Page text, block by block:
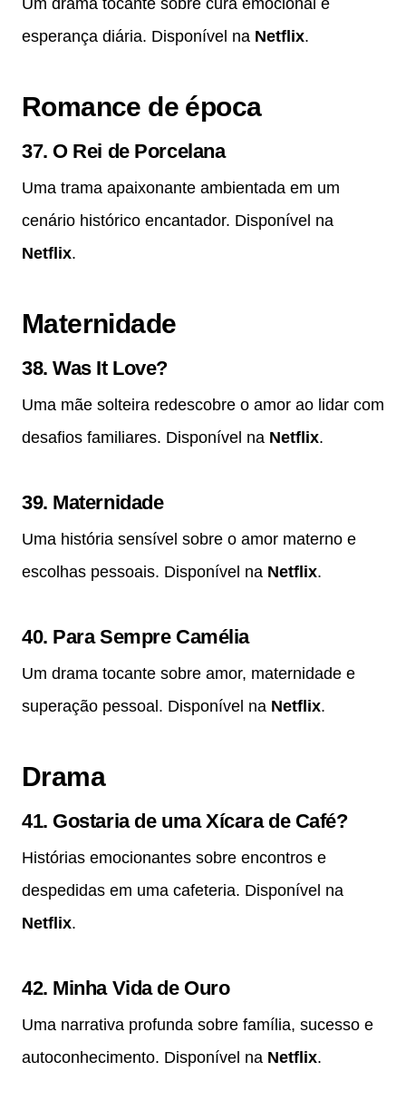
esperança diária. Disponível na Netflix.
Romance de época
37. O Rei de Porcelana
Uma trama apaixonante ambientada em um
cenário histórico encantador. Disponível na
Netflix.
Maternidade
38.Was It Love?
Uma mãe solteira redescobre o amor ao lidar com
desafios familiares. Disponível na Netflix.
39. Maternidade
Uma história sensível sobre o amor materno e
escolhas pessoais. Disponível na Netflix.
40. Para Sempre Camélia
Um drama tocante sobre amor, maternidade e
superação pessoal. Disponível na Netflix.
Drama
41. Gostaria de uma Xícara de Café?
Histórias emocionantes sobre encontros e
despedidas em uma cafeteria. Disponível na
Netflix.
42. Minha Vida de Ouro
Uma narrativa profunda sobre família, sucesso e
autoconhecimento. Disponível na Netflix.